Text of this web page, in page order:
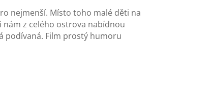
nejmenší. Místo toho malé děti na
z celého ostrova nabídnou
podívaná. Film prostý humoru